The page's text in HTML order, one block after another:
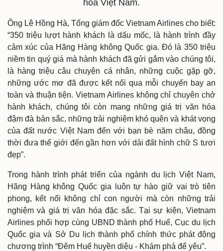
Khởi nghiệp
Giá vàng
Tỷ giá
Chứng khoán
Giá cà phê
hóa Việt Nam.
Ông Lê Hồng Hà, Tổng giám đốc Vietnam Airlines cho biết:
“350 triệu lượt hành khách là dấu mốc, là hành trình đầy
cảm xúc của Hãng Hàng không Quốc gia. Đó là 350 triệu
niềm tin quý giá mà hành khách đã gửi gắm vào chúng tôi,
là hàng triệu câu chuyện cá nhân, những cuộc gặp gỡ,
những ước mơ đã được kết nối qua mỗi chuyến bay an
toàn và thuận tiện. Vietnam Airlines không chỉ chuyên chở
hành khách, chúng tôi còn mang những giá trị văn hóa
đậm đà bản sắc, những trải nghiệm khó quên và khát vọng
của đất nước Việt Nam đến với bạn bè năm châu, đồng
thời đưa thế giới đến gần hơn với dải đất hình chữ S tươi
đẹp”.
Trong hành trình phát triển của ngành du lịch Việt Nam,
Hãng Hàng không Quốc gia luôn tự hào giữ vai trò tiên
phong, kết nối không chỉ con người mà còn những trải
nghiệm và giá trị văn hóa đặc sắc. Tại sự kiện, Vietnam
Airlines phối hợp cùng UBND thành phố Huế, Cục du lịch
Quốc gia và Sở Du lịch thành phố chính thức phát động
chương trình “Đêm Huế huyền diệu - Khám phá để yêu”.